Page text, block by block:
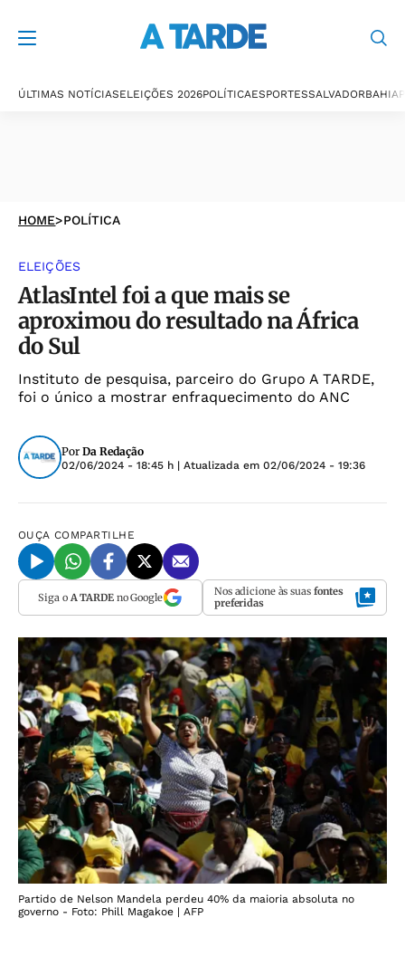
ÚLTIMAS NOTÍCIASELEIÇÕES 2026POLÍTICAESPORTESSALVADORBAHIA
HOME>POLÍTICA
ELEIÇÕES
AtlasIntel foi a que mais se
aproximou do resultado na África
do Sul
Instituto de pesquisa, parceiro do Grupo A TARDE,
foi o único a mostrar enfraquecimento do ANC
Por Da Redação
02/06/2024 - 18:45 h | Atualizada em 02/06/2024 - 19:36
OUÇA COMPARTILHE
Siga o A TARDEno Google Nos adicione às suas fontes
preferidas
Partido de Nelson Mandela perdeu 40% da maioria absoluta no
governo - Foto: Phill Magakoe | AFP